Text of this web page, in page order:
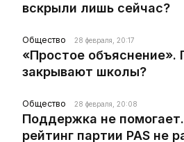
вскрыли лишь сейчас?
Общество 28 февраля, 20:17
«Простое объяснение».
закрывают школы?
Общество 28 февраля, 20:08
Поддержка не
рейтинг партии PAS не